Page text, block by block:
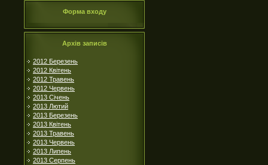
Форма входу
Архів записів
2012 Березень
2012 Квітень
2012 Травень
2012 Червень
2013 Січень
2013 Лютий
2013 Березень
2013 Квітень
2013 Травень
2013 Червень
2013 Липень
2013 Серпень